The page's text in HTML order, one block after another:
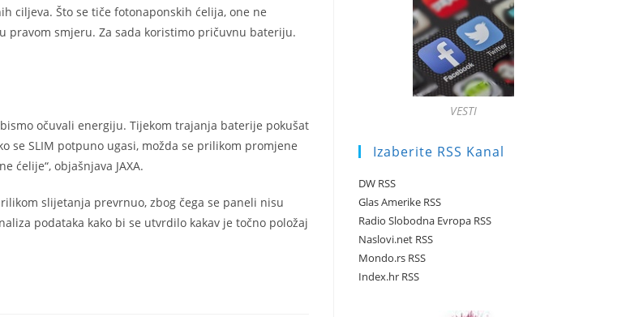
ciljeva. Što se tiče fotonaponskih ćelija, one ne
smjeru. Za sada koristimo pričuvnu bateriju.
očuvali energiju. Tijekom trajanja baterije pokušat
se SLIM potpuno ugasi, možda se prilikom promjene
ćelije“, objašnjava JAXA.
slijetanja prevrnuo, zbog čega se paneli nisu
podataka kako bi se utvrdilo kakav je točno položaj
VESTI
Izaberite RSS Kanal
DW RSS
Glas Amerike RSS
Radio Slobodna Evropa RSS
Naslovi.net RSS
Mondo.rs RSS
Index.hr RSS